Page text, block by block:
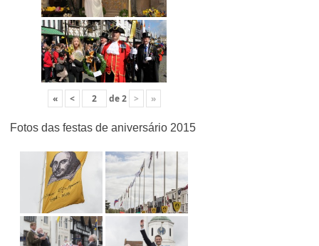
« < de2 > »
Fotos das festas de aniversário 2015